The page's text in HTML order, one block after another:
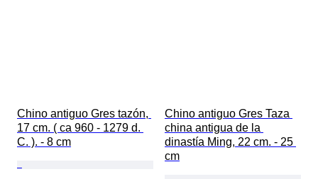
Chino antiguo Gres tazón,
17 cm. ( ca 960 - 1279 d.
C. ). - 8 cm
Chino antiguo Gres Taza
china antigua de la
dinastía Ming, 22 cm. - 25
cm